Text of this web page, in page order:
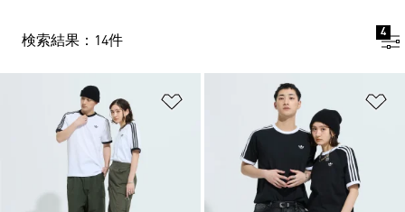
検索結果：14件
4
ほしいものリストに追加